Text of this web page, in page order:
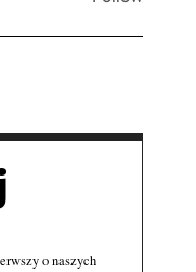
o naszych